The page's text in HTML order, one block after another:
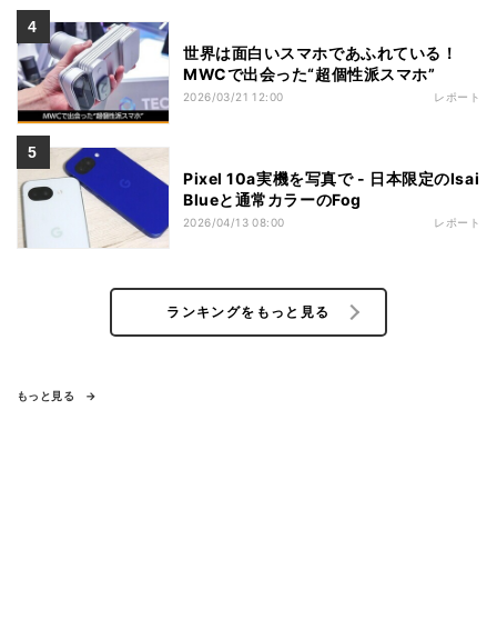
世界は面白いスマホであふれている！
MWCで出会った“超個性派スマホ”
2026/03/21 12:00 レポート
Pixel 10a実機を写真で - 日本限定のIsai
Blueと通常カラーのFog
2026/04/13 08:00 レポート
ランキングをもっと見る
もっと見る